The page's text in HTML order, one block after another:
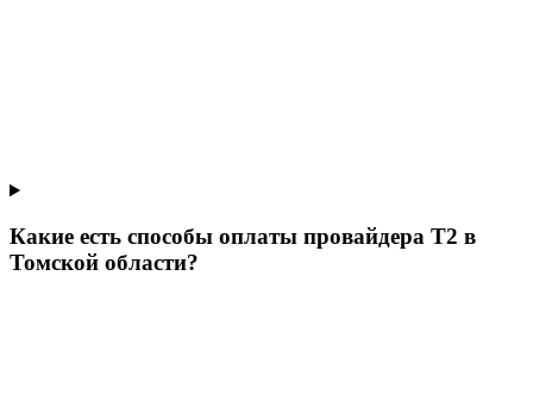
Какие есть способы оплаты провайдера Т2 в
Томской области?